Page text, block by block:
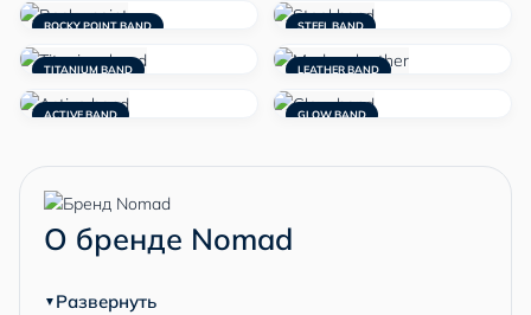
ROCKY POINT BAND STEEL BAND
TITANIUM BAND LEATHER BAND
ACTIVE BAND GLOW BAND
О бренде Nomad
Развернуть